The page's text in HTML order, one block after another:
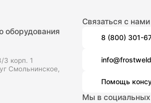
оборудования
3 корп. 1
Смольнинское,
Связаться с нами
8 (800) 301-
Помощь
Мы в социальных